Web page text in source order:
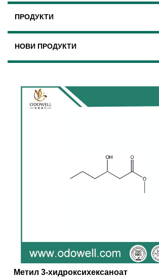
ПРОДУКТИ
НОВИ ПРОДУКТИ
Метил 3-хидроксихексаноат